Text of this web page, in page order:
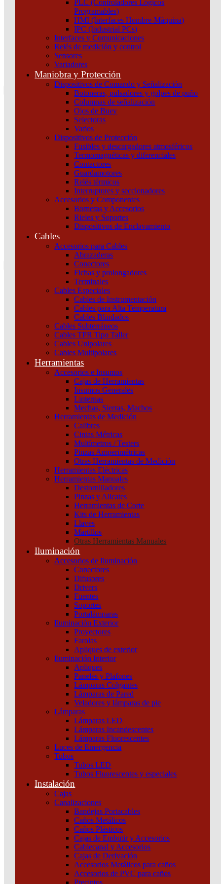
PLC (Controladores Lógicos
Programables)
HMI (Interfaces Hombre-Máquina)
IPC (Industrial PCs)
Interfaces y Comunicaciones
Relés de medición y control
Sensores
Variadores
Maniobra y Protección
Dispositivos de Comando y Señalización
Botoneras, pulsadores y golpes de puño
Columnas de señalización
Ojos de Buey
Selectoras
Varios
Dispositivos de Protección
Fusibles y descargadores atmosféricos
Termomagnéticas y diferenciales
Contactores
Guardamotores
Relés térmicos
Interruptores y seccionadores
Accesorios y Componentes
Borneras y Accesorios
Rieles y Soportes
Dispositivos de Enclavamiento
Cables
Accesorios para Cables
Abrazaderas
Conectores
Fichas y prolongadores
Terminales
Cables Especiales
Cables de Instrumentación
Cables para Alta Temperatura
Cables Blindados
Cables Subterráneos
Cables TPR Tipo Taller
Cables Unipolares
Cables Multipolares
Herramientas
Accesorios e Insumos
Cajas de Herramientas
Insumos Generales
Linternas
Mechas, Sierras, Machos
Herramientas de Medición
Calibres
Cintas Métricas
Multímetros / Testers
Pinzas Amperimétricas
Otras Herramientas de Medición
Herramientas Eléctricas
Herramientas Manuales
Destornilladores
Pinzas y Alicates
Herramientas de Corte
Kits de Herramientas
Llaves
Martillos
Otras Herramientas Manuales
Iluminación
Accesorios de Iluminación
Conectores
Difusores
Drivers
Fuentes
Soportes
Portalámparas
Iluminación Exterior
Proyectores
Farolas
Apliques de exterior
Iluminación Interior
Apliques
Paneles y Plafones
Lámparas Colgantes
Lámparas de Pared
Veladores y lámparas de pie
Lámparas
Lámparas LED
Lámparas Incandescentes
Lámparas Fluorescentes
Luces de Emergencia
Tubos
Tubos LED
Tubos Fluorescentes y especiales
Instalación
Cajas
Canalizaciones
Bandejas Portacables
Caños Metálicos
Caños Plásticos
Cajas de Embutir y Accesorios
Cablecanal y Accesorios
Cajas de Derivación
Accesorios Metálicos para caños
Accesorios de PVC para caños
Precintos
Atención por WhatsApp
Tu pedido
¿Que estas buscando hoy?
Atención telefónica
Atención por WhatsApp
Otras Herramientas Manuales
Herramientas
Herramientas Manuales
Otras Herramientas Manuales
Otras Herramientas Manuales
Herramientas/Herramientas Manuales
Categorías del producto
Instalación
UPS y Protectores de Tensión
Automatización y Control
Maniobra y Protección
Iluminación
¿Tenes alguna consulta?
Hipólito Yrigoyen 429, Quilmes (1878)
Buenos Aires - Argentina
Contactanos
Novedades
© 2024 Electricidad del Sur | Todos los derechos resercados | Desarrollado por